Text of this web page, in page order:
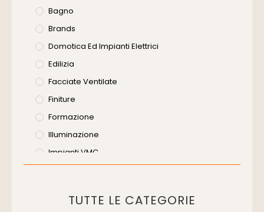
Bagno
Brands
Domotica Ed Impianti Elettrici
Edilizia
Facciate Ventilate
Finiture
Formazione
Illuminazione
Impianti VMC
Progettazione Infrastrutturale
TUTTE LE CATEGORIE